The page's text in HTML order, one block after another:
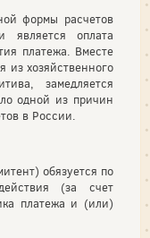
формы расчетов
оплата
платежа. Вместе
из хозяйственного
замедляется
одной из причин
в России.
обязуется по
(за счет
платежа и (или)